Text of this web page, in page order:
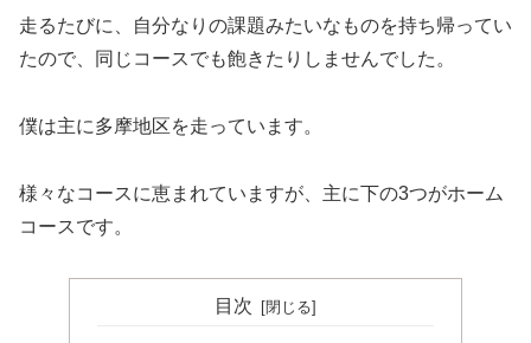
走るたびに、自分なりの課題みたいなものを持ち帰ってい
たので、同じコースでも飽きたりしませんでした。
僕は主に多摩地区を走っています。
様々なコースに恵まれていますが、主に下の3つがホーム
コースです。
目次